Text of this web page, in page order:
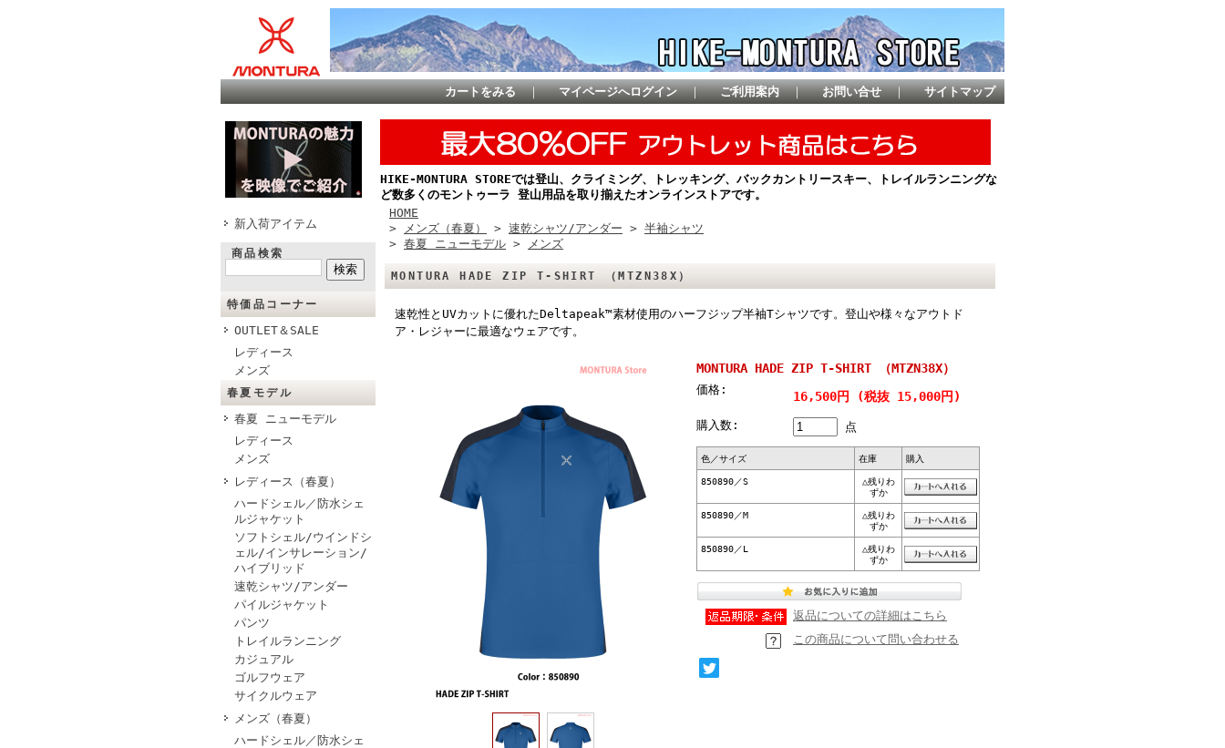
カートをみる ｜ マイページへログイン ｜ ご利用案内 ｜ お問い合せ ｜ サイトマップ
新入荷アイテム
商品検索
特価品コーナー
OUTLET＆SALE
レディース
メンズ
春夏モデル
春夏 ニューモデル
レディース
メンズ
レディース（春夏）
ハードシェル／防水シェ
ルジャケット
ソフトシェル/ウインドシ
ェル/インサレーション/
ハイブリッド
速乾シャツ/アンダー
パイルジャケット
パンツ
トレイルランニング
カジュアル
ゴルフウェア
サイクルウェア
メンズ（春夏）
ハードシェル／防水シェ
HIKE-MONTURA STOREでは登山、クライミング、トレッキング、バックカントリースキー、トレイルランニングな
ど数多くのモントゥーラ 登山用品を取り揃えたオンラインストアです。
HOME
>
メンズ（春夏） > 速乾シャツ/アンダー > 半袖シャツ
> 春夏 ニューモデル > メンズ
MONTURA HADE ZIP T-SHIRT （MTZN38X）
速乾性とUVカットに優れたDeltapeak™素材使用のハーフジップ半袖Tシャツです。登山や様々なアウトド
ア・レジャーに最適なウェアです。
MONTURA HADE ZIP T-SHIRT （MTZN38X）
価格: 16,500円 (税抜 15,000円)
購入数: 点
色／サイズ 在庫 購入
850890／S
△残りわ
ずか
850890／M
△残りわ
ずか
850890／L
△残りわ
ずか
返品についての詳細はこちら
この商品について問い合わせる